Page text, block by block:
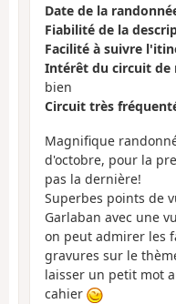
Date de la
Fiabilité de la
Facilité à suivre
Intérêt du circuit de
bien
Circuit très
Magnifique
d'octobre, pour la
pas la dernière!
Superbes points de
Garlaban avec une
on peut admirer les
gravures sur le
laisser un petit mot
cahier